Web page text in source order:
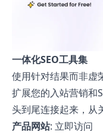
一体化SEO工具集
使用针对结果而非虚
扩展您的入站营销和
头到尾连接起来，从
产品网站: 立即访问